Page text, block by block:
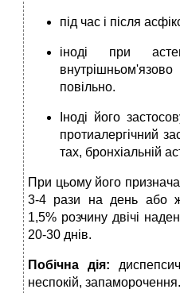
під час і після
іноді при
повільно.
Іноді його
протиалергічний
тах, бронхіальній
При цьому його
3-4 рази на день або
1,5% розчину двічі
20-30 днів.
Побічна дія:
неспокій, запаморочення.